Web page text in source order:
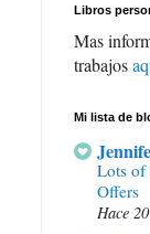
Libros
Mas
trabajos
Mi lista de
Lots of
Offers
Hace